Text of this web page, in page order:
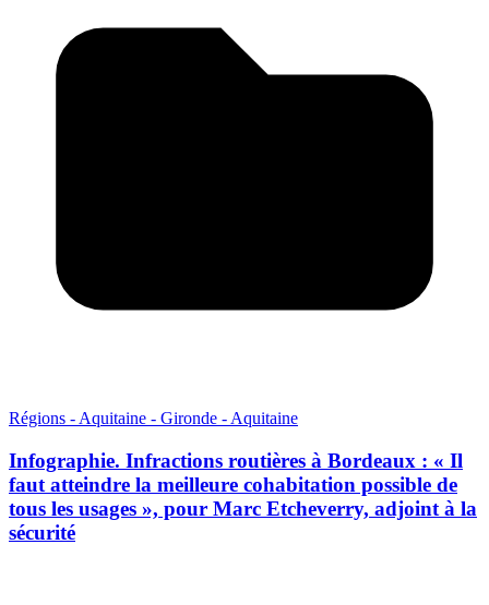
Régions - Aquitaine - Gironde - Aquitaine
Infographie. Infractions routières à Bordeaux : « Il
faut atteindre la meilleure cohabitation possible de
tous les usages », pour Marc Etcheverry, adjoint à la
sécurité